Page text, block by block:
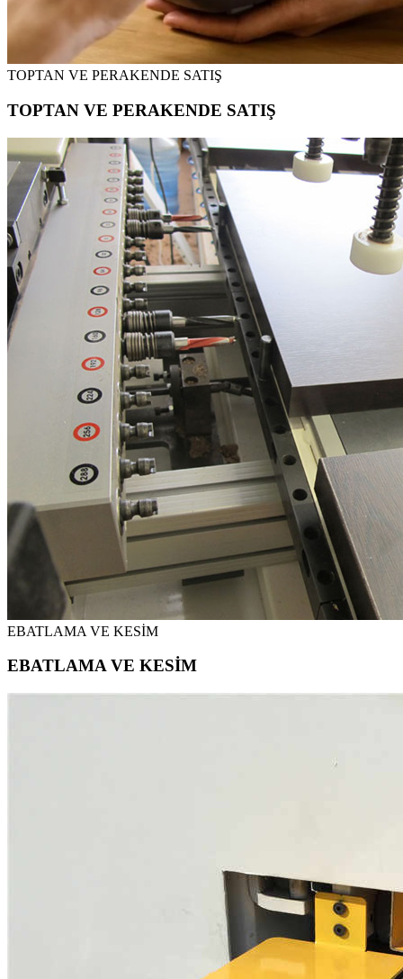
TOPTAN VE PERAKENDE SATIŞ
TOPTAN VE PERAKENDE SATIŞ
EBATLAMA VE KESİM
EBATLAMA VE KESİM